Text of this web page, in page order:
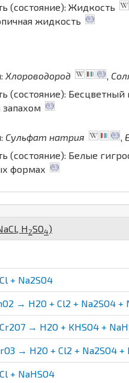
(состояние): Жидкость
жидкость
Хлороводород
(состояние): Бесцветный
Сульфат натрия ,
(состояние): Белые
формах
Cl, H 2SO4)
+ Na2SO4
→ H2O + Cl2 + Na2SO4 +
→ H2O + KHSO4 +
→ H2O + Cl2 + Na2SO4 +
+ NaHSO4